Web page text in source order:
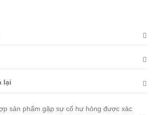
lại
sản phẩm gặp sự cố hư hỏng được xác